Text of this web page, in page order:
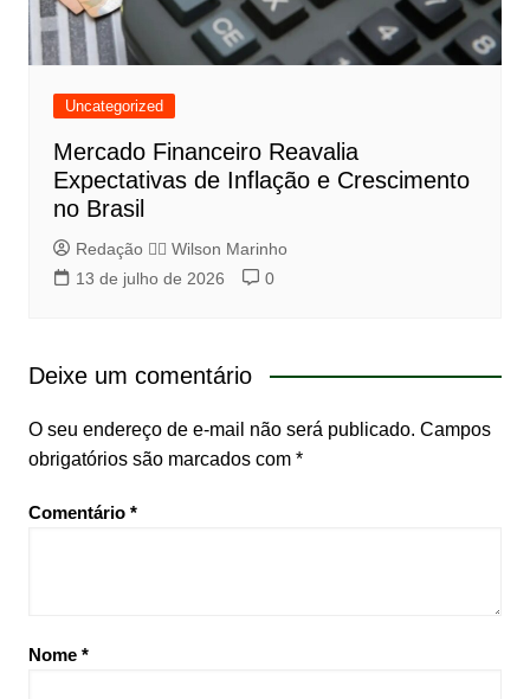
Uncategorized
Mercado Financeiro Reavalia
Expectativas de Inflação e Crescimento
no Brasil
Redação 👨‍⚖️​ Wilson Marinho
13 de julho de 2026
0
Deixe um comentário
O seu endereço de e-mail não será publicado. Campos
obrigatórios são marcados com *
Comentário *
Nome *